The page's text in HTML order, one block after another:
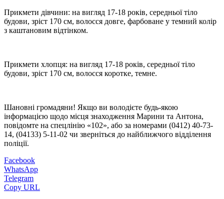
Прикмети дівчини: на вигляд 17-18 років, середньої тіло
будови, зріст 170 см, волосся довге, фарбоване у темний колір
з каштановим відтінком.
Прикмети хлопця: на вигляд 17-18 років, середньої тіло
будови, зріст 170 см, волосся коротке, темне.
Шановні громадяни! Якщо ви володієте будь-якою
інформацією щодо місця знаходження Марини та Антона,
повідомте на спецлінію «102», або за номерами (0412) 40-73-
14, (04133) 5-11-02 чи зверніться до найближчого відділення
поліції.
Facebook
WhatsApp
Telegram
Copy URL